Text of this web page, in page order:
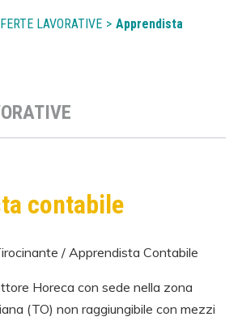
LAVORATIVE > Apprendista
contabile
/ Apprendista Contabile
Horeca con sede nella zona
(TO) non raggiungibile con mezzi